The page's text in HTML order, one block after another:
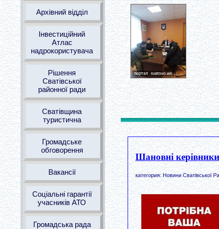
Архівний відділ
Інвестиційний
Атлас
надрокористувача
Рішення
Сватівської
районної ради
Сватівщина
туристична
Громадське
обговорення
Вакансії
Соціальні гарантії
учасників АТО
Громадська рада
Шановні
категория: Новини Сватівської